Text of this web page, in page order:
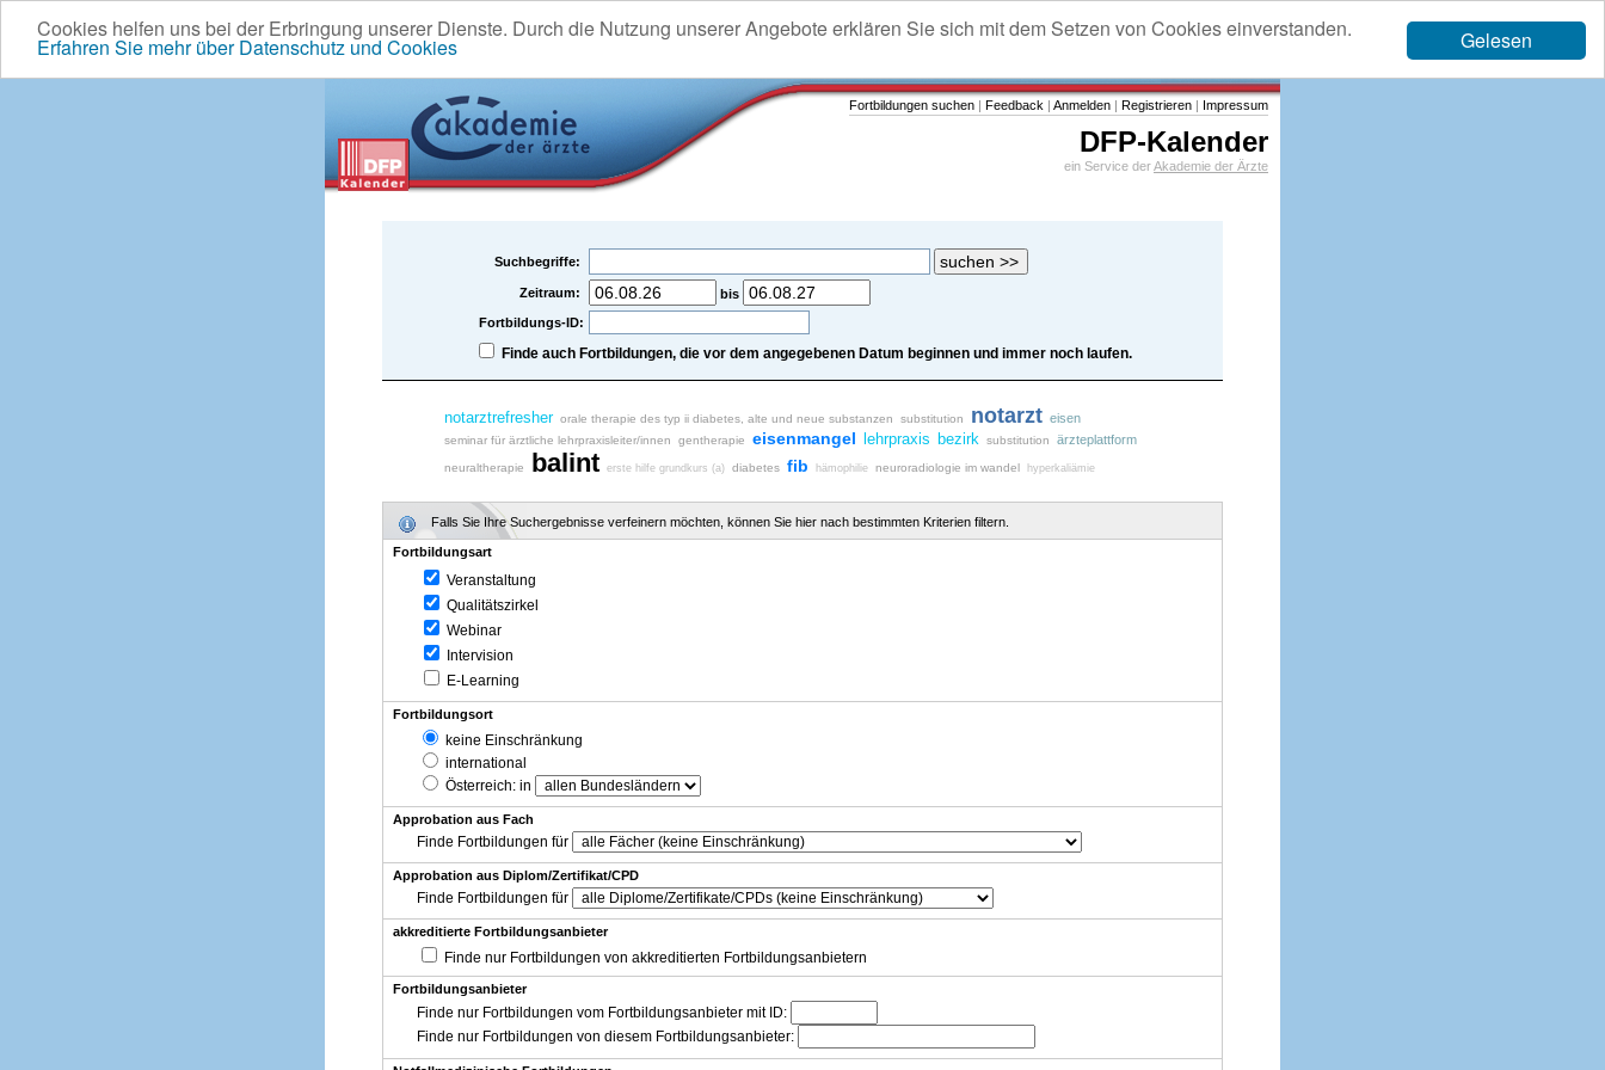
Gelesen
Cookies helfen uns bei der Erbringung unserer Dienste. Durch die Nutzung unserer Angebote erklären Sie sich mit dem Setzen von Cookies einverstanden.
Erfahren Sie mehr über Datenschutz und Cookies
Fortbildungen suchen | Feedback | Anmelden | Registrieren | Impressum
DFP-Kalender
ein Service derAkademie der Ärzte
Suchbegriffe:
Zeitraum:
bis
Fortbildungs-ID:
Finde auch Fortbildungen, die vor dem angegebenen Datum beginnen und immer noch laufen.
notarztrefresher orale therapie des typ ii diabetes, alte und neue substanzen substitution notarzt eisen
seminar für ärztliche lehrpraxisleiter/innen gentherapie eisenmangel lehrpraxis bezirk substitution ärzteplattform
neuraltherapie balint erste hilfe grundkurs (a) diabetes fib hämophilie neuroradiologie im wandel hyperkaliämie
Falls Sie Ihre Suchergebnisse verfeinern möchten, können Sie hier nach bestimmten Kriterien filtern.
Fortbildungsart
Veranstaltung
Qualitätszirkel
Webinar
Intervision
E-Learning
Fortbildungsort
keine Einschränkung
international
Österreich: in
Approbation aus Fach
Finde Fortbildungen für
Approbation aus Diplom/Zertifikat/CPD
Finde Fortbildungen für
akkreditierte Fortbildungsanbieter
Finde nur Fortbildungen von akkreditierten Fortbildungsanbietern
Fortbildungsanbieter
Finde nur Fortbildungen vom Fortbildungsanbieter mit ID:
Finde nur Fortbildungen von diesem Fortbildungsanbieter: